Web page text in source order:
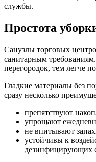
службы.
Простота
Санузлы торговых
санитарным
перегородок, тем легче
Гладкие материалы без
сразу несколько
препятствуют
упрощают
не впитывают
устойчивы к
дезинфицирующих